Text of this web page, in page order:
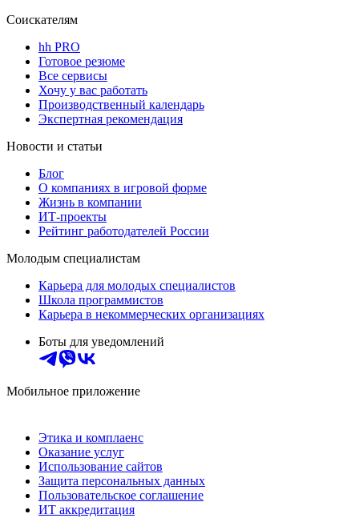
Соискателям
hh PRO
Готовое резюме
Все сервисы
Хочу у вас работать
Производственный календарь
Экспертная рекомендация
Новости и статьи
Блог
О компаниях в игровой форме
Жизнь в компании
ИТ-проекты
Рейтинг работодателей России
Молодым специалистам
Карьера для молодых специалистов
Школа программистов
Карьера в некоммерческих организациях
Боты для уведомлений
Мобильное приложение
Этика и комплаенс
Оказание услуг
Использование сайтов
Защита персональных данных
Пользовательское соглашение
ИТ аккредитация